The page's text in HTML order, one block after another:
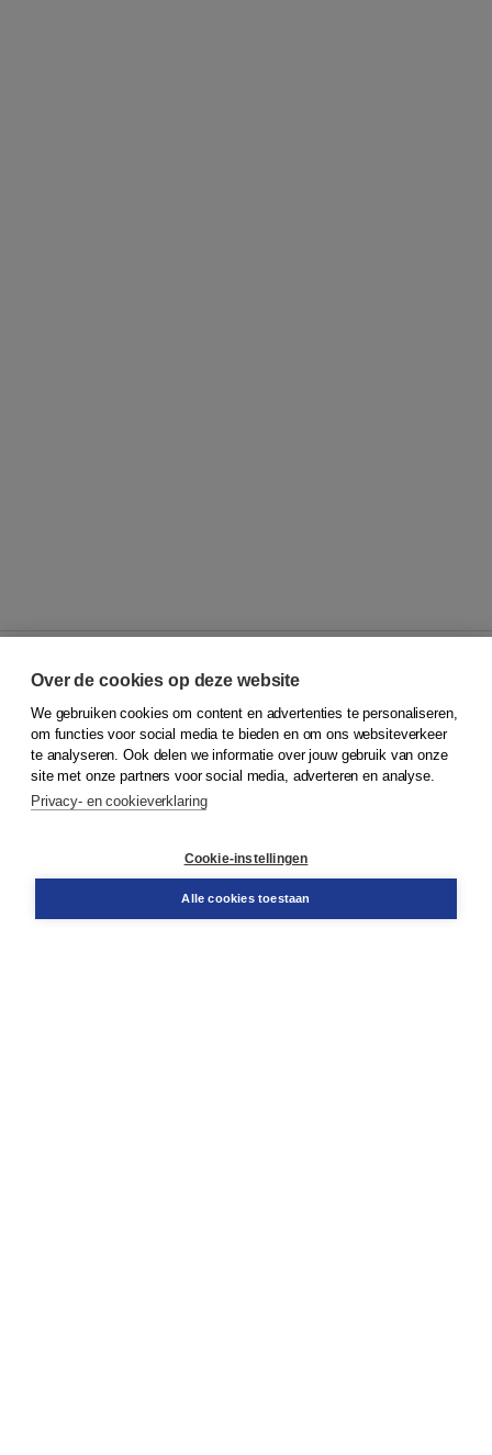
© 2026Koninklijke Boom uitgevers
Klantenservice
Service & informatie
Contact
Over de cookies op deze website
We gebruiken cookies om content en advertenties te personaliseren,
om functies voor social media te bieden en om ons websiteverkeer
te analyseren. Ook delen we informatie over jouw gebruik van onze
site met onze partners voor social media, adverteren en analyse.
Privacy- en cookieverklaring
Cookie-instellingen
Alle cookies toestaan